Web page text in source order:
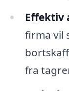
Effektiv
firma vil
fra